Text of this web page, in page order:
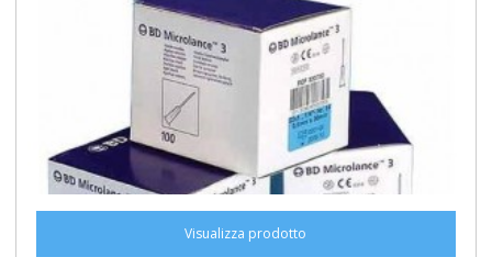
Visualizza prodotto